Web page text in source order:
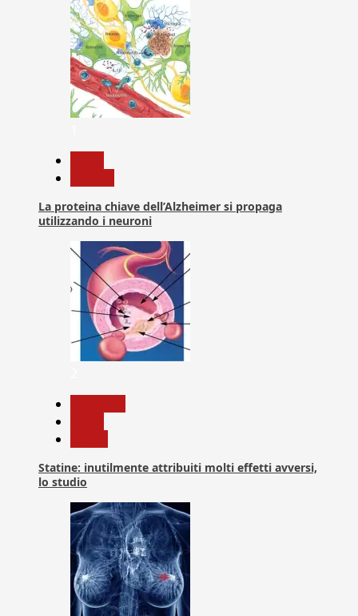
La proteina chiave dell’Alzheimer si propaga
utilizzando i neuroni
Statine: inutilmente attribuiti molti effetti avversi,
lo studio